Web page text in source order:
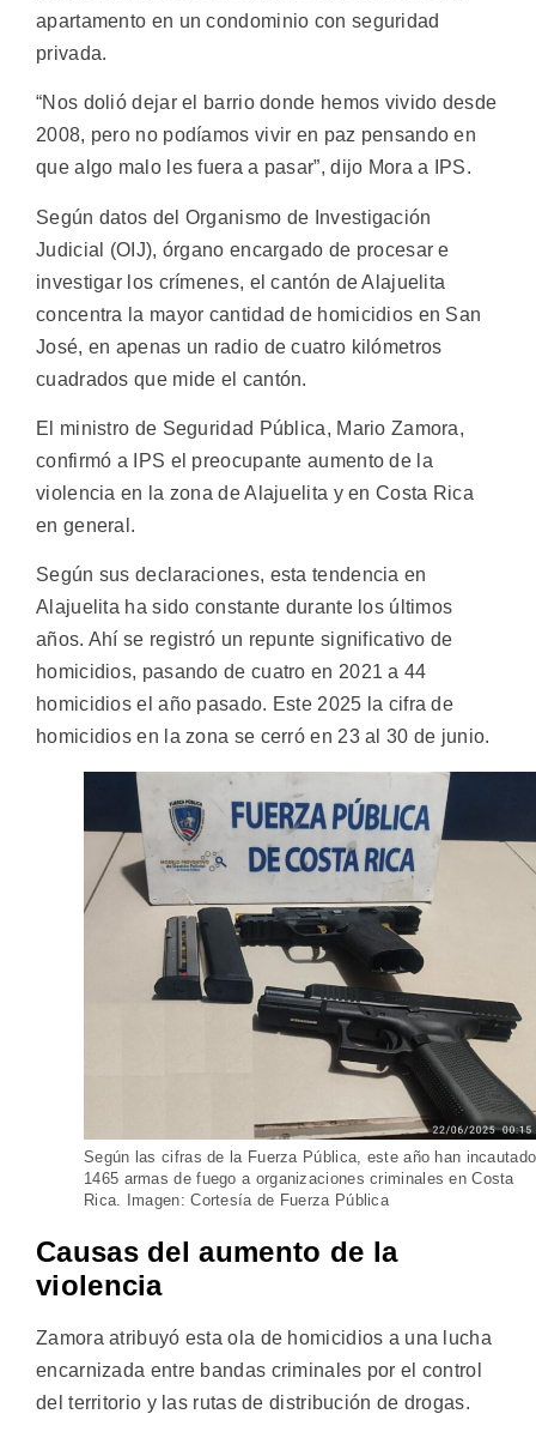
apartamento en un condominio con seguridad
privada.
“Nos dolió dejar el barrio donde hemos vivido desde
2008, pero no podíamos vivir en paz pensando en
que algo malo les fuera a pasar”, dijo Mora a IPS.
Según datos del Organismo de Investigación
Judicial (OIJ), órgano encargado de procesar e
investigar los crímenes, el cantón de Alajuelita
concentra la mayor cantidad de homicidios en San
José, en apenas un radio de cuatro kilómetros
cuadrados que mide el cantón.
El ministro de Seguridad Pública, Mario Zamora,
confirmó a IPS el preocupante aumento de la
violencia en la zona de Alajuelita y en Costa Rica
en general.
Según sus declaraciones, esta tendencia en
Alajuelita ha sido constante durante los últimos
años. Ahí se registró un repunte significativo de
homicidios, pasando de cuatro en 2021 a 44
homicidios el año pasado. Este 2025 la cifra de
homicidios en la zona se cerró en 23 al 30 de junio.
Según las cifras de la Fuerza Pública, este año han incautado
1465 armas de fuego a organizaciones criminales en Costa
Rica. Imagen: Cortesía de Fuerza Pública
Causas del aumento de la
violencia
Zamora atribuyó esta ola de homicidios a una lucha
encarnizada entre bandas criminales por el control
del territorio y las rutas de distribución de drogas.